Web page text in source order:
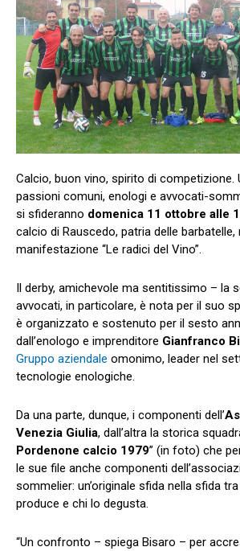
Calcio, buon vino, spirito di competizione.
passioni comuni, enologi e avvocati-
si sfideranno domenica 11 ottobre alle
calcio di Rauscedo, patria delle barbatelle,
manifestazione “Le radici del Vino”.
Il derby, amichevole ma sentitissimo – la
avvocati, in particolare, è nota per il suo
è organizzato e sostenuto per il sesto
dall’enologo e imprenditore Gianfranco
Gruppo aziendale omonimo, leader nel
tecnologie enologiche.
Da una parte, dunque, i componenti dell’
Venezia Giulia, dall’altra la storica
Pordenone calcio 1979” (in foto) che
le sue file anche componenti
sommelier: un’originale sfida nella sfida
produce e chi lo degusta.
“Un confronto – spiega Bisaro – per